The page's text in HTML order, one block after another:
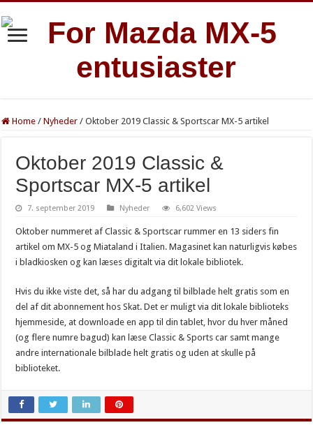
Home / Nyheder / Oktober 2019 Classic & Sportscar MX-5 artikel
Oktober 2019 Classic &
Sportscar MX-5 artikel
7. september 2019 Nyheder 6,602 Views
Oktober nummeret af Classic & Sportscar rummer en 13 siders fin
artikel om MX-5 og Miataland i Italien. Magasinet kan naturligvis købes
i bladkiosken og kan læses digitalt via dit lokale bibliotek.
Hvis du ikke viste det, så har du adgang til bilblade helt gratis som en
del af dit abonnement hos Skat. Det er muligt via dit lokale biblioteks
hjemmeside, at downloade en app til din tablet, hvor du hver måned
(og flere numre bagud) kan læse Classic & Sports car samt mange
andre internationale bilblade helt gratis og uden at skulle på
biblioteket.